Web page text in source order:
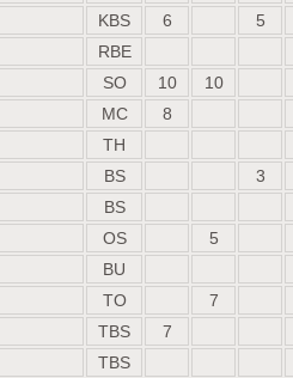
KBS 6
5
RBE
SO 10 10
MC 8
TH
BS
3
BS
OS
5
BU
TO
7
TBS
7
TBS